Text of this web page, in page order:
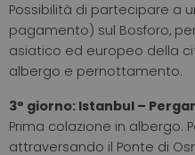
Possibilità di partecipare a
pagamento) sul Bosforo,
asiatico ed europeo della
albergo e pernottamento.
3° giorno: Istanbul –
Prima colazione in albergo.
attraversando il Ponte di